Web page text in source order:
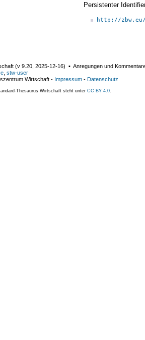
Persistenter
http://
(v 9.20 2025-12-16) ▪ Anregungen und
stw-user
Wirtschaft - Impressum - Datenschutz
Thesaurus Wirtschaft steht unter CC BY 4.0